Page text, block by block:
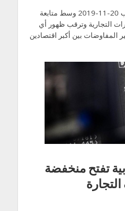
ارتفعت تداولات الذهب 20-11-2019 وسط متابعة
التجارية وترقب ظهور أي
المفاوضات بين أكبر اقتصادين
تفتح منخفضة